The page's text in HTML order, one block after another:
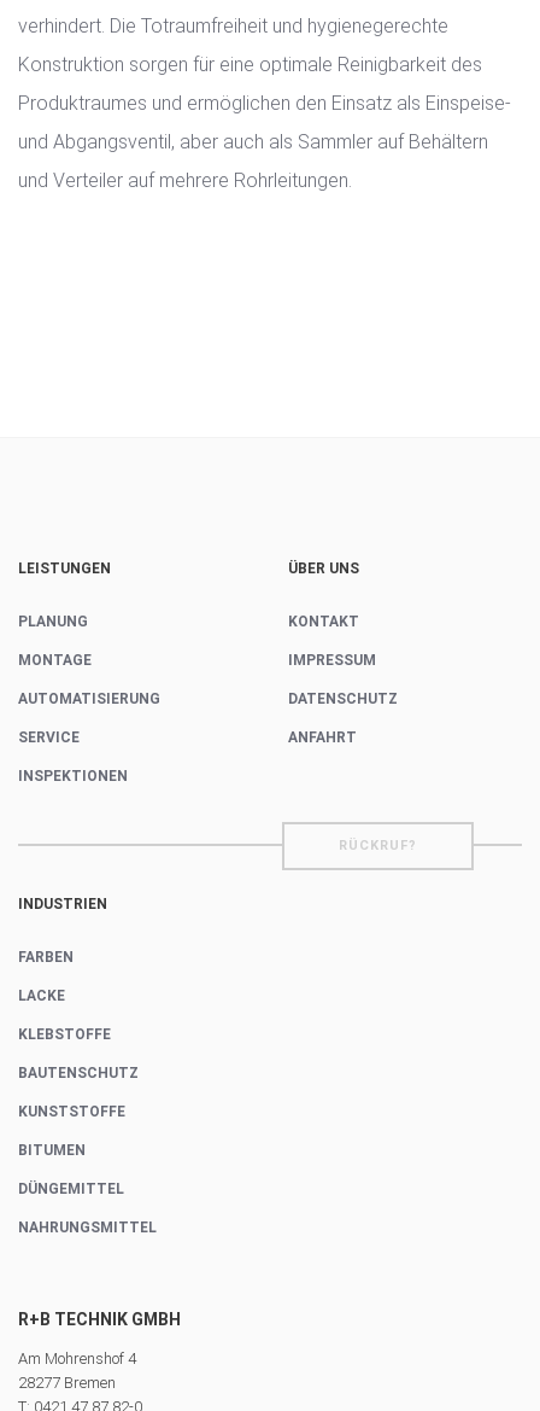
verhindert. Die Totraumfreiheit und hygienegerechte
Konstruktion sorgen für eine optimale Reinigbarkeit des
Produktraumes und ermöglichen den Einsatz als Einspeise-
und Abgangsventil, aber auch als Sammler auf Behältern
und Verteiler auf mehrere Rohrleitungen.
LEISTUNGEN
PLANUNG
MONTAGE
AUTOMATISIERUNG
SERVICE
INSPEKTIONEN
ÜBER UNS
KONTAKT
IMPRESSUM
DATENSCHUTZ
ANFAHRT
RÜCKRUF?
INDUSTRIEN
FARBEN
LACKE
KLEBSTOFFE
BAUTENSCHUTZ
KUNSTSTOFFE
BITUMEN
DÜNGEMITTEL
NAHRUNGSMITTEL
R+B TECHNIK GMBH
Am Mohrenshof 4
28277 Bremen
T: 0421.47 87 82-0